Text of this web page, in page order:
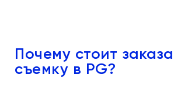
Почему стоит
съемку в PG?